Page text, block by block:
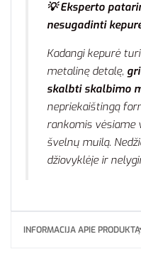
💡 Eksperto
nesugadinti
Kadangi kepurė
metalinę detalę,
skalbti skalbimo
nepriekaištingą
rankomis vėsiame
švelnų muilą.
džiovyklėje ir
INFORMACIJA APIE PRODUKTĄ